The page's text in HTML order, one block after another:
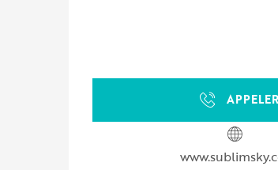
APPELER